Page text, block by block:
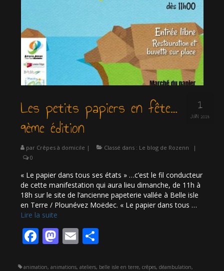
1
JUIN 2018
Les petits papiers en fête…
9ème édition
par Crêpes à domicile | Classé dans : Le blog de Rozenn
|
0
« Le papier dans tous ses états » …c’est le fil conducteur
de cette manifestation qui aura lieu dimanche, de 11h à
18h sur le site de l’ancienne papeterie vallée à Belle isle
en Terre / Plounévez Moëdec. « Le papier dans tous …
Lire la suite­­
Facebook
Mastodon
Email
animation, animations, ateliers, belle isle en terre, crêpes, déambulation,